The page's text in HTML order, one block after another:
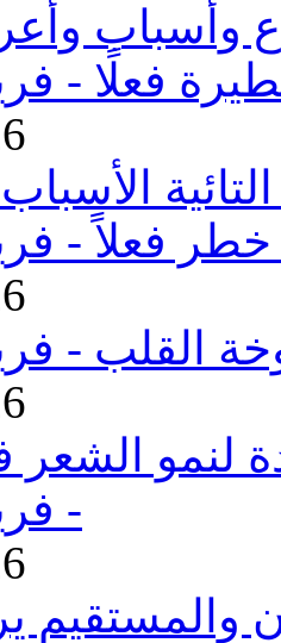
وأسباب
فعلًا -
فعلاً -
القلب -
-
والمستقيم